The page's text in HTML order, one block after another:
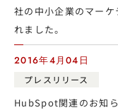
社の中小企業のマー
れました。
2016年4月04日
プレスリリース
HubSpot関連のお知